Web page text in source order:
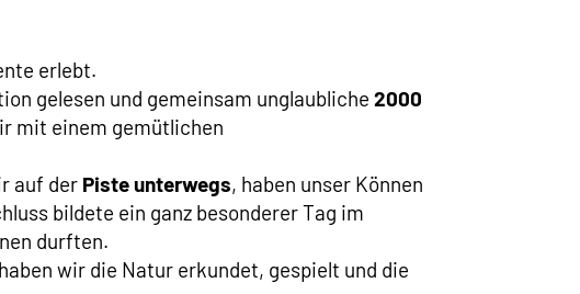
erlebt.
gelesen und gemeinsam unglaubliche 2000
mit einem gemütlichen
auf der Piste unterwegs, haben unser Können
bildete ein ganz besonderer Tag im
durften.
wir die Natur erkundet, gespielt und die